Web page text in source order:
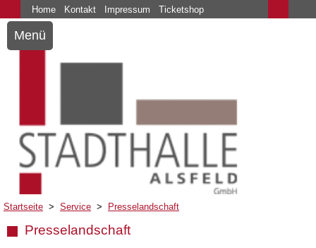
Home Kontakt Impressum Ticketshop
Startseite > Service > Presselandschaft
Presselandschaft
Menü